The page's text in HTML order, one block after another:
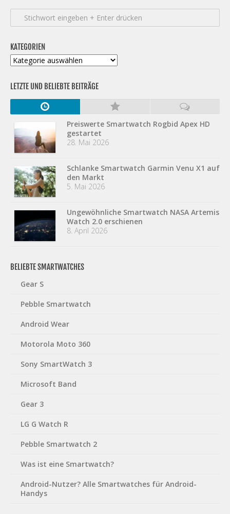
KATEGORIEN
Kategorien
LETZTE UND BELIEBTE BEITRÄGE
Preiswerte Smartwatch Rogbid Apex HD
gestartet
28. Mai 2026
Schlanke Smartwatch Garmin Venu X1 auf
den Markt
5. Mai 2026
Ungewöhnliche Smartwatch NASA Artemis
Watch 2.0 erschienen
8. April 2026
BELIEBTE SMARTWATCHES
Gear S
Pebble Smartwatch
Android Wear
Motorola Moto 360
Sony SmartWatch 3
Microsoft Band
Gear 3
LG G Watch R
Pebble Smartwatch 2
Was ist eine Smartwatch?
Android-Nutzer? Alle Smartwatches für Android-
Handys